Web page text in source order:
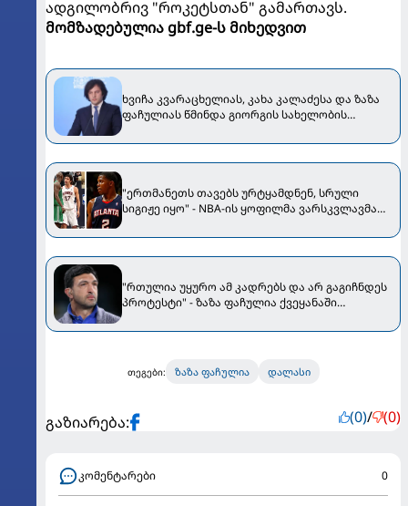
ადგილობრივ "როკეტსთან" გამართავს.
მომზადებულია gbf.ge-ს მიხედვით
ხვიჩა კვარაცხელიას, კახა კალაძესა და ზაზა
ფაჩულიას წმინდა გიორგის სახელობის
"ერთმანეთს თავებს ურტყამდნენ, სრული
სიგიჟე იყო" - NBA-ის ყოფილმა ვარსკვლავმა
გაიხსენა [VIDEO]
"რთულია უყურო ამ კადრებს და არ გაგიჩნდეს
პროტესტი" - ზაზა ფაჩულია ქვეყანაში
თეგები: ზაზა ფაჩულია დალასი
გაზიარება: (0)/ (0)
კომენტარები 0